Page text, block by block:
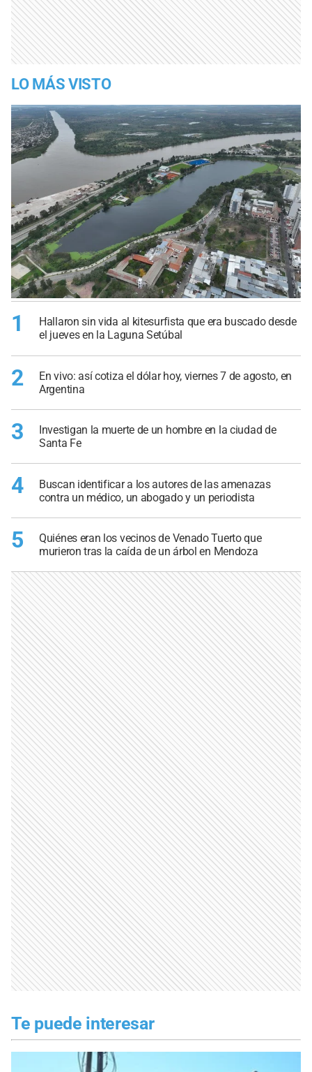
LO MÁS VISTO
1
Hallaron sin vida al kitesurfista que era buscado desde
el jueves en la Laguna Setúbal
2
En vivo: así cotiza el dólar hoy, viernes 7 de agosto, en
Argentina
3
Investigan la muerte de un hombre en la ciudad de
Santa Fe
4
Buscan identificar a los autores de las amenazas
contra un médico, un abogado y un periodista
5
Quiénes eran los vecinos de Venado Tuerto que
murieron tras la caída de un árbol en Mendoza
Te puede interesar